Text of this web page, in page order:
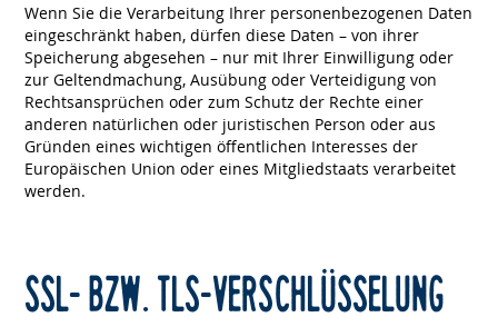
Wenn Sie die Verarbeitung Ihrer personenbezogenen Daten
eingeschränkt haben, dürfen diese Daten – von ihrer
Speicherung abgesehen – nur mit Ihrer Einwilligung oder
zur Geltendmachung, Ausübung oder Verteidigung von
Rechtsansprüchen oder zum Schutz der Rechte einer
anderen natürlichen oder juristischen Person oder aus
Gründen eines wichtigen öffentlichen Interesses der
Europäischen Union oder eines Mitgliedstaats verarbeitet
werden.
SSL- BZW. TLS-VERSCHLÜSSELUNG